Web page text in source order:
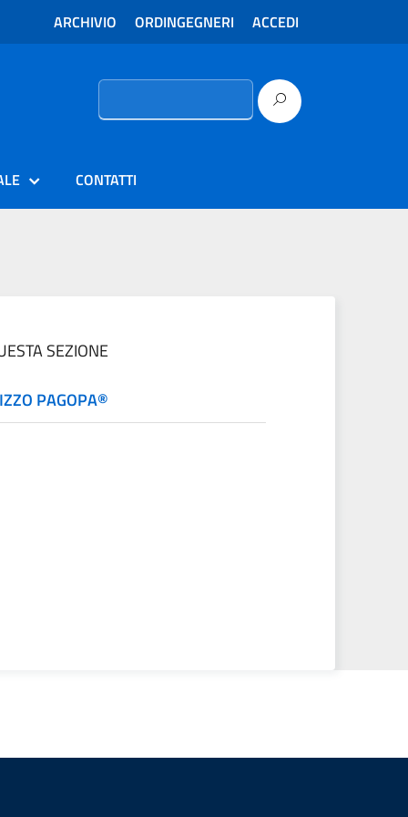
ARCHIVIO ORDINGEGNERI ACCEDI
Ricerca
CONTATTI
SEZIONE
PAGOPA®